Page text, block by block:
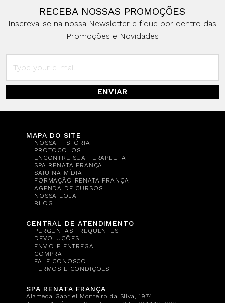
RECEBA NOSSAS PROMOÇÕES
Inscreva-se na nossa Newsletter e fique por dentro das
Promoções e Novidades
ENVIAR
MAPA DO SITE
NOSSA HISTÓRIA
PROTOCOLOS
ENCONTRE SUA TERAPEUTA
SPA RENATA FRANÇA
SAIU NA MÍDIA
FORMAÇÃO RENATA FRANÇA
AGENDA DE CURSOS
NOSSA LOJA
BLOG
CENTRAL DE ATENDIMENTO
PERGUNTAS FREQUENTES
DEVOLUÇÕES
ENVIO E ENTREGA
COMPRA
FALE CONOSCO
TERMOS E CONDIÇÕES
SPA RENATA FRANÇA
Alameda Gabriel Monteiro da Silva, 1974